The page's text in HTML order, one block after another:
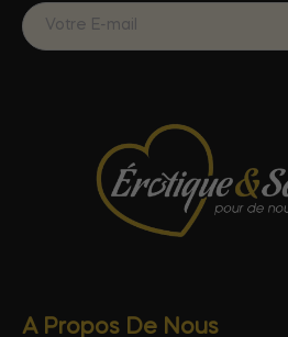
A Propos De Nous